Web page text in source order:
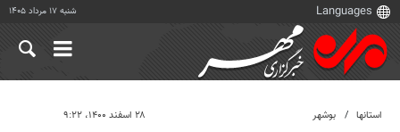
شنبه ۱۷ مرداد ۱۴۰۵
استانها بوشهر ۲۸ اسفند ۱۴۰۰، ۹:۲۲